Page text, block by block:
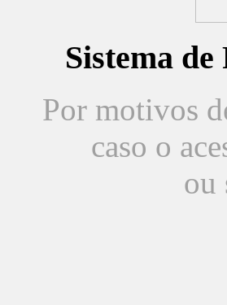
Sistema
Por motivos
caso o
ou